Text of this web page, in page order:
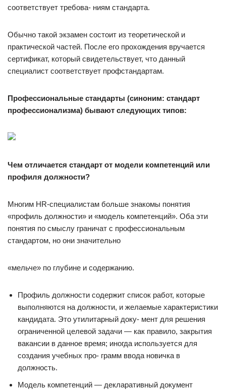
соответствует требова- ниям стандарта.
Обычно такой экзамен состоит из теоретической и
практической частей. После его прохождения вручается
сертификат, который свидетельствует, что данный
специалист соответствует профстандартам.
Профессиональные стандарты (синоним: стандарт
профессионализма) бывают следующих типов:
Чем отличается стандарт от модели компетенций или
профиля должности?
Многим HR-специалистам больше знакомы понятия
«профиль должности» и «модель компетенций». Оба эти
понятия по смыслу граничат с профессиональным
стандартом, но они значительно
«мельче» по глубине и содержанию.
Профиль должности содержит список работ, которые
выполняются на должности, и желаемые характеристики
кандидата. Это утилитарный доку- мент для решения
ограниченной целевой задачи — как правило, закрытия
вакансии в данное время; иногда используется для
создания учебных про- грамм ввода новичка в
должность.
Модель компетенций — декларативный документ